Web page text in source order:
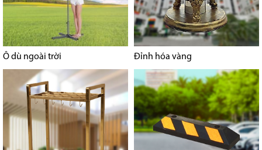
Ô dù ngoài trời Đỉnh hóa vàng